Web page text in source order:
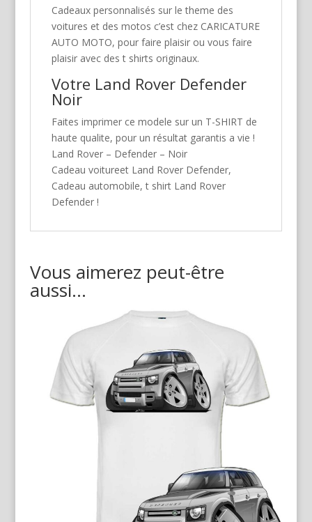
Cadeaux personnalisés sur le theme des
voitures et des motos c’est chez CARICATURE
AUTO MOTO, pour faire plaisir ou vous faire
plaisir avec des t shirts originaux.
Votre Land Rover Defender
Noir
Faites imprimer ce modele sur un T-SHIRT de
haute qualite, pour un résultat garantis a vie !
Land Rover – Defender – Noir
Cadeau voitureet Land Rover Defender,
Cadeau automobile, t shirt Land Rover
Defender !
Vous aimerez peut-être
aussi…